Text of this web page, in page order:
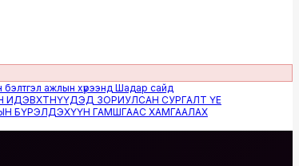
ажлын хүрээнд Шадар сайд
ЗОРИУЛСАН СУРГАЛТ ҮЕ
ГАМШГААС ХАМГААЛАХ